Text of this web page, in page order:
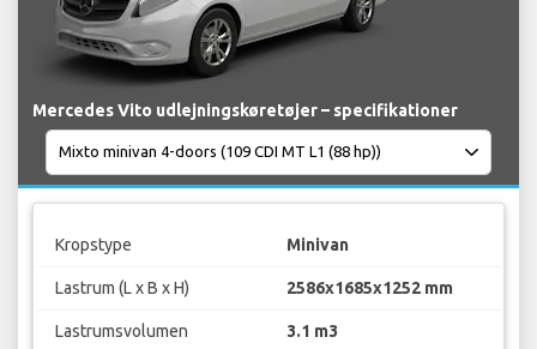
Mercedes Vito udlejningskøretøjer – specifikationer
Kropstype Minivan
Lastrum (L x B x H) 2586x1685x1252 mm
Lastrumsvolumen 3.1 m3